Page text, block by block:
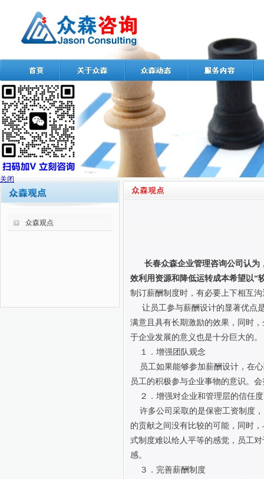
众森观点
长春众森企业管理咨询公司认为
效利用资源和降低运转成本希望以“
制订薪酬制度时，有必要上下相互
让员工参与薪酬设计的显著优点
满意且具有长期激励的效果，同时
于企业发展的意义也是十分巨大的。
１．增强团队观念
员工如果能够参加薪酬设计，在
员工的积极参与企业事物的意识。
２．增强对企业和管理层的信任度
许多公司采取的是保密工资制度
的贡献之间没有比较的可能，同时
式制度难以给人平等的感觉，员工
感。
３．完善薪酬制度
关闭